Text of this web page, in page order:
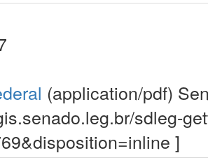
(application/pdf)
sdleg-
]